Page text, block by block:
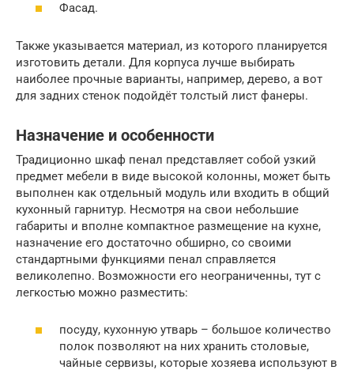
Фасад.
Также указывается материал, из которого планируется
изготовить детали. Для корпуса лучше выбирать
наиболее прочные варианты, например, дерево, а вот
для задних стенок подойдёт толстый лист фанеры.
Назначение и особенности
Традиционно шкаф пенал представляет собой узкий
предмет мебели в виде высокой колонны, может быть
выполнен как отдельный модуль или входить в общий
кухонный гарнитур. Несмотря на свои небольшие
габариты и вполне компактное размещение на кухне,
назначение его достаточно обширно, со своими
стандартными функциями пенал справляется
великолепно. Возможности его неограниченны, тут с
легкостью можно разместить:
посуду, кухонную утварь – большое количество
полок позволяют на них хранить столовые,
чайные сервизы, которые хозяева используют в